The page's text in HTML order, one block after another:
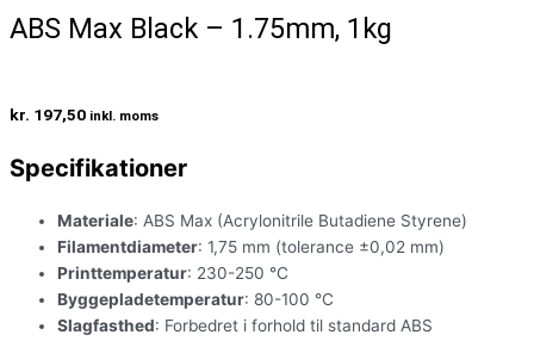
ABS Max Black – 1.75mm, 1kg
kr. 197,50 inkl. moms
Specifikationer
Materiale: ABS Max (Acrylonitrile Butadiene Styrene)
Filamentdiameter: 1,75 mm (tolerance ±0,02 mm)
Printtemperatur: 230-250 °C
Byggepladetemperatur: 80-100 °C
Slagfasthed: Forbedret i forhold til standard ABS